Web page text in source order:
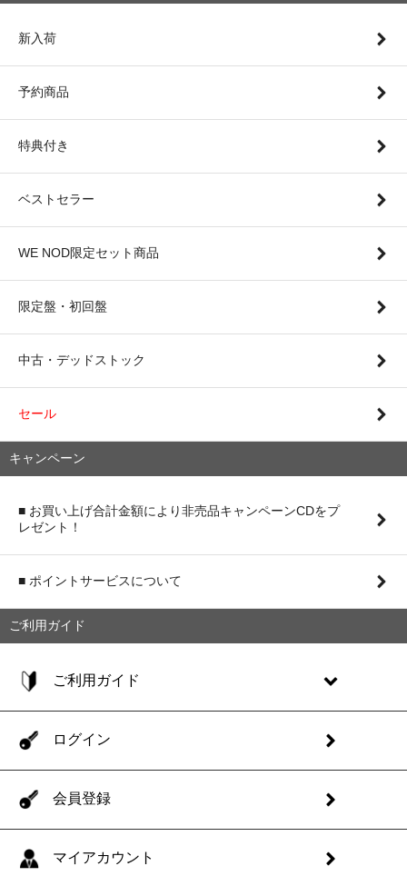
新入荷
予約商品
特典付き
ベストセラー
WE NOD限定セット商品
限定盤・初回盤
中古・デッドストック
セール
キャンペーン
■ お買い上げ合計金額により非売品キャンペーンCDをプ
レゼント！
■ ポイントサービスについて
ご利用ガイド
ご利用ガイド
ログイン
会員登録
マイアカウント